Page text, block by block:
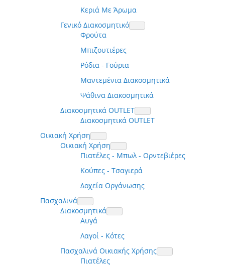
Κεριά Με Άρωμα
Γενικό Διακοσμητικό
Φρούτα
Μπιζουτιέρες
Ρόδια - Γούρια
Μαντεμένια Διακοσμητικά
Ψάθινα Διακοσμητικά
Διακοσμητικά OUTLET
Διακοσμητικά OUTLET
Οικιακή Χρήση
Οικιακή Χρήση
Πιατέλες - Μπωλ - Ορντεβιέρες
Κούπες - Τσαγιερά
Δοχεία Οργάνωσης
Πασχαλινά
Διακοσμητικά
Αυγά
Λαγοί - Κότες
Πασχαλινά Οικιακής Χρήσης
Πιατέλες